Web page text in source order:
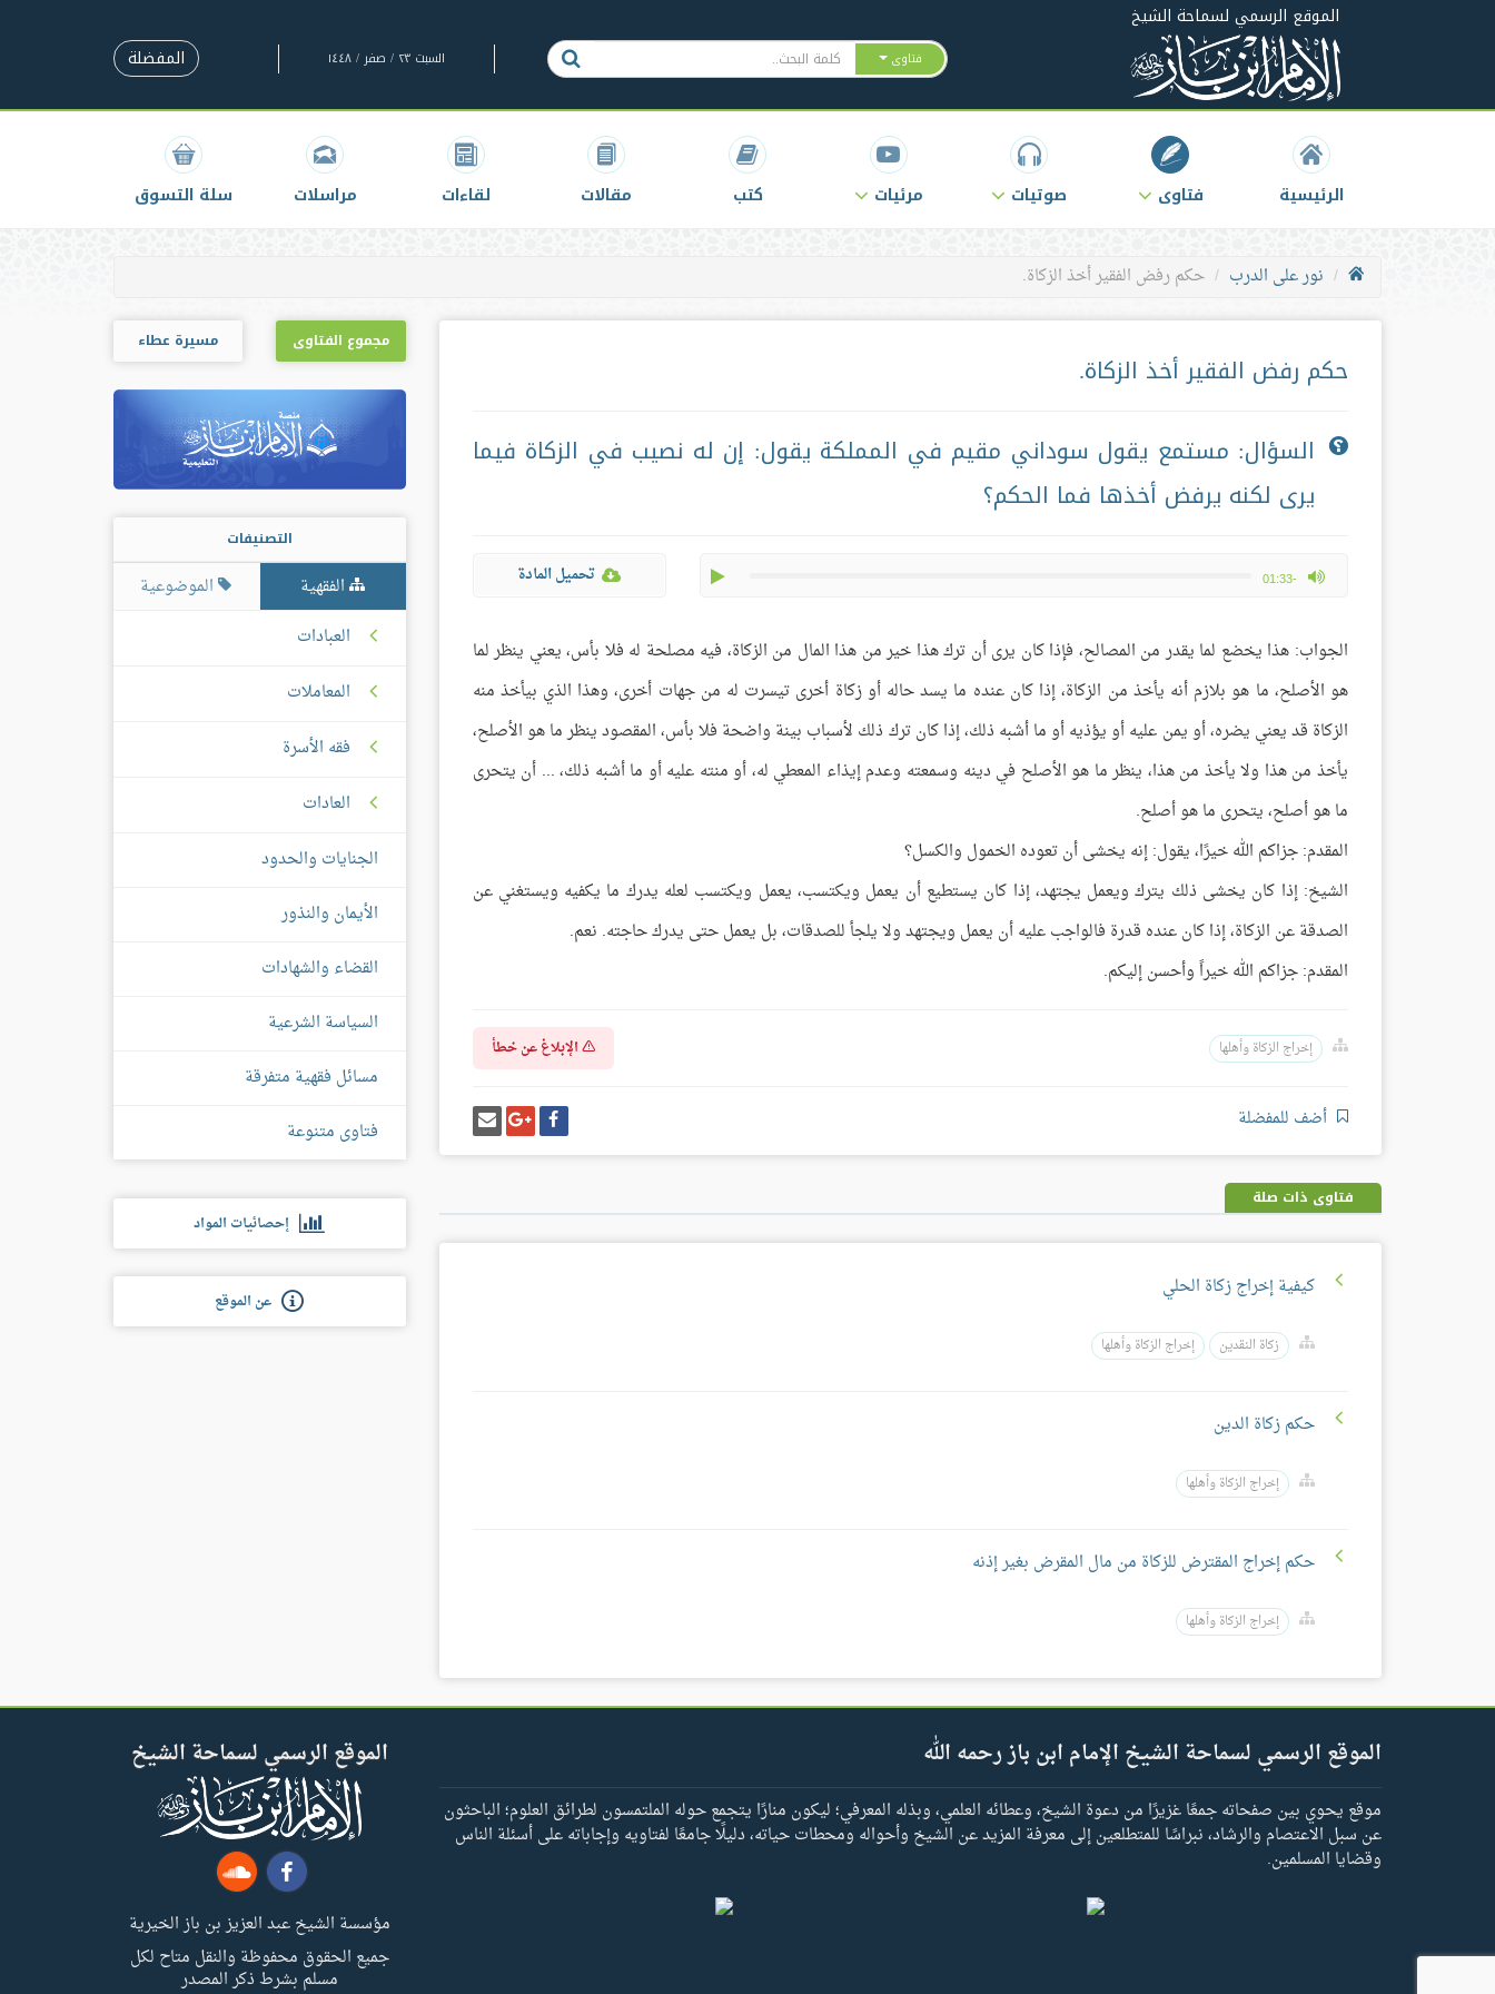
الموقع الرسمي لسماحة الشيخ
فتاوى السبت ٢٣ / صفر / ١٤٤٨ المفضلة
الرئيسية فتاوى صوتيات مرئيات كتب مقالات لقاءات مراسلات سلة التسوق
نور على الدرب حكم رفض الفقير أخذ الزكاة.
حكم رفض الفقير أخذ الزكاة.
السؤال: مستمع يقول سوداني مقيم في المملكة يقول: إن له نصيب في الزكاة فيما
يرى لكنه يرفض أخذها فما الحكم؟
-01:33
max volume تحميل المادة
الجواب: هذا يخضع لما يقدر من المصالح، فإذا كان يرى أن ترك هذا خير من هذا المال من الزكاة، فيه مصلحة له فلا بأس، يعني ينظر لما
هو الأصلح، ما هو بلازم أنه يأخذ من الزكاة، إذا كان عنده ما يسد حاله أو زكاة أخرى تيسرت له من جهات أخرى، وهذا الذي بيأخذ منه
الزكاة قد يعني يضره، أو يمن عليه أو يؤذيه أو ما أشبه ذلك، إذا كان ترك ذلك لأسباب بينة واضحة فلا بأس، المقصود ينظر ما هو الأصلح،
يأخذ من هذا ولا يأخذ من هذا، ينظر ما هو الأصلح في دينه وسمعته وعدم إيذاء المعطي له، أو منته عليه أو ما أشبه ذلك، ... أن يتحرى
ما هو أصلح، يتحرى ما هو أصلح.
المقدم: جزاكم الله خيرًا، يقول: إنه يخشى أن تعوده الخمول والكسل؟
الشيخ: إذا كان يخشى ذلك يترك ويعمل يجتهد، إذا كان يستطيع أن يعمل ويكتسب، يعمل ويكتسب لعله يدرك ما يكفيه ويستغني عن
الصدقة عن الزكاة، إذا كان عنده قدرة فالواجب عليه أن يعمل ويجتهد ولا يلجأ للصدقات، بل يعمل حتى يدرك حاجته. نعم.
المقدم: جزاكم الله خيراً وأحسن إليكم.
إخراج الزكاة وأهلها الإبلاغ عن خطأ
أضف للمفضلة شارك
على
فيسبوك
شارك
على
غوغل
بلس
إرسل
إيميل
فتاوى ذات صلة
كيفية إخراج زكاة الحلي
زكاة النقدين إخراج الزكاة وأهلها
حكم زكاة الدين
إخراج الزكاة وأهلها
حكم إخراج المقترض للزكاة من مال المقرض بغير إذنه
إخراج الزكاة وأهلها
مجموع الفتاوى مسيرة عطاء
التصنيفات
الفقهية
الموضوعية
العبادات
المعاملات
فقه الأسرة
العادات
الجنايات والحدود
الأيمان والنذور
القضاء والشهادات
السياسة الشرعية
مسائل فقهية متفرقة
فتاوى متنوعة
إحصائيات المواد
عن الموقع
الموقع الرسمي لسماحة الشيخ الإمام ابن باز رحمه الله
موقع يحوي بين صفحاته جمعًا غزيرًا من دعوة الشيخ، وعطائه العلمي، وبذله المعرفي؛ ليكون منارًا يتجمع حوله الملتمسون لطرائق العلوم؛ الباحثون
عن سبل الاعتصام والرشاد، نبراسًا للمتطلعين إلى معرفة المزيد عن الشيخ وأحواله ومحطات حياته، دليلًا جامعًا لفتاويه وإجاباته على أسئلة الناس
وقضايا المسلمين.
الموقع الرسمي لسماحة الشيخ
مؤسسة الشيخ عبد العزيز بن باز الخيرية
جميع الحقوق محفوظة والنقل متاح لكل
مسلم بشرط ذكر المصدر